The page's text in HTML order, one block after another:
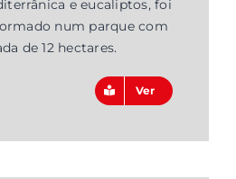
e eucaliptos, foi
num parque com
de 12 hectares.
Ver